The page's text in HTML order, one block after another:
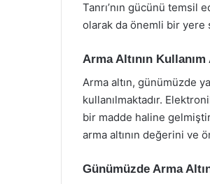
Tanrı’nın gücünü temsil
olarak da önemli bir yere
Arma Altının Kullanım
Arma altın, günümüzde
kullanılmaktadır.
bir madde haline
arma altının değerini ve
Günümüzde Arma